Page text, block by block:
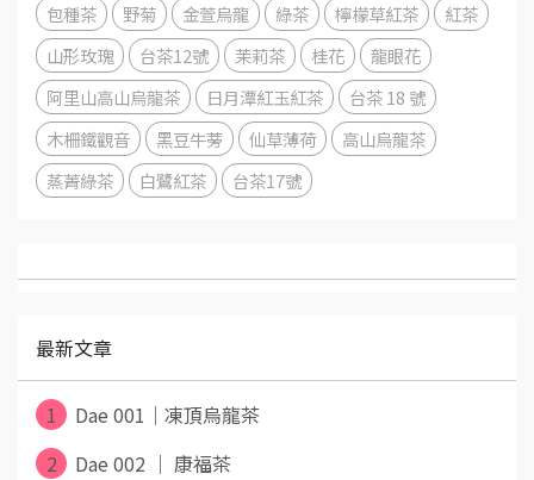
包種茶
野菊 金萱烏龍 綠茶 檸檬草紅茶
紅茶
山形玫瑰
台茶12號 茉莉茶 桂花
龍眼花
阿里山高山烏龍茶
日月潭紅玉紅茶
台茶 18 號
木柵鐵觀音
黑豆牛蒡 仙草薄荷
高山烏龍茶
蒸菁綠茶
白鷺紅茶 台茶17號
最新文章
1
Dae 001｜凍頂烏龍茶
2
Dae 002 ｜ 康福茶